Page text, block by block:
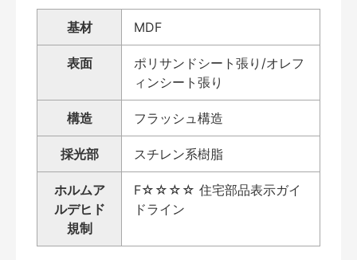
基材 MDF
表面
ポリサンドシート張り/オレフ
ィンシート張り
構造 フラッシュ構造
採光部 スチレン系樹脂
ホルムア
ルデヒド
規制
F☆☆☆☆ 住宅部品表示ガイ
ドライン